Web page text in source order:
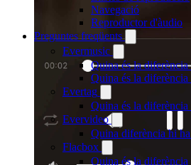
Navegació
Reproductor d'àudio
Preguntes freqüents
Evermusic
Quina és la
Quina és la
Evertag
Quina és la
Evervideo
Quina diferència hi
Flacbox
Quina és la